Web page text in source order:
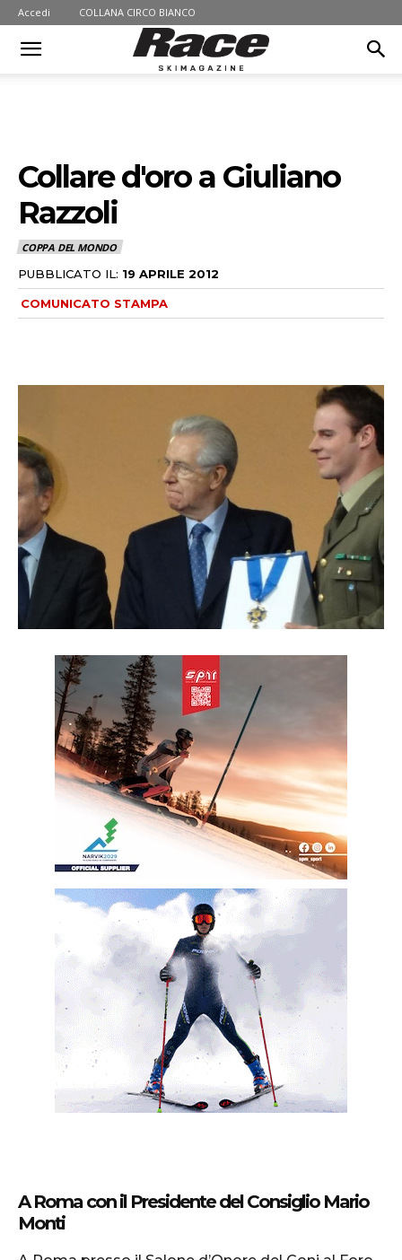
Accedi COLLANA CIRCO BIANCO
Collare d'oro a Giuliano
Razzoli
COPPA DEL MONDO
PUBBLICATO IL: 19 APRILE 2012
COMUNICATO STAMPA
A Roma con il Presidente del Consiglio Mario
Monti